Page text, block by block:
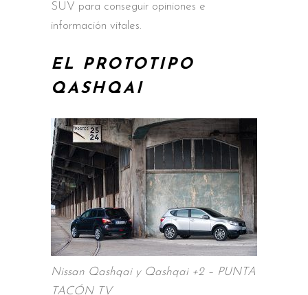
SUV para conseguir opiniones e
información vitales.
EL PROTOTIPO
QASHQAI
Nissan Qashqai y Qashqai +2 – PUNTA
TACÓN TV